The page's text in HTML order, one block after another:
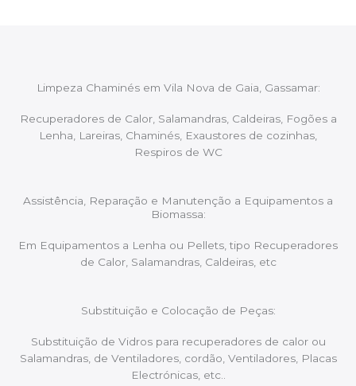
Limpeza Chaminés em Vila Nova de Gaia, Gassamar:
Recuperadores de Calor, Salamandras, Caldeiras, Fogões a
Lenha, Lareiras, Chaminés, Exaustores de cozinhas,
Respiros de WC
Assistência, Reparação e Manutenção a Equipamentos a
Biomassa:
Em Equipamentos a Lenha ou Pellets, tipo Recuperadores
de Calor, Salamandras, Caldeiras, etc
Substituição e Colocação de Peças:
Substituição de Vidros para recuperadores de calor ou
Salamandras, de Ventiladores, cordão, Ventiladores, Placas
Electrónicas, etc..